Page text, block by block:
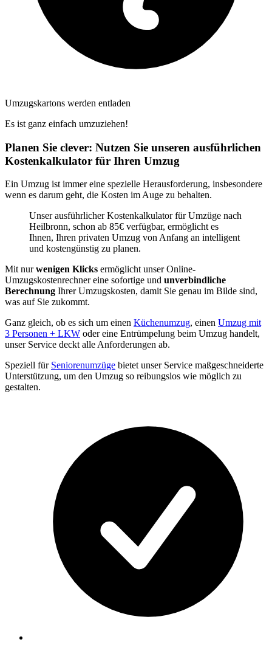
Umzugskartons werden entladen
Es ist ganz einfach umzuziehen!
Planen Sie clever: Nutzen Sie unseren ausführlichen
Kostenkalkulator für Ihren Umzug
Ein Umzug ist immer eine spezielle Herausforderung, insbesondere
wenn es darum geht, die Kosten im Auge zu behalten.
Unser ausführlicher Kostenkalkulator für Umzüge nach
Heilbronn, schon ab 85€ verfügbar, ermöglicht es
Ihnen, Ihren privaten Umzug von Anfang an intelligent
und kostengünstig zu planen.
Mit nurwenigen Klicks ermöglicht unser Online-
Umzugskostenrechner eine sofortige und unverbindliche
Berechnung Ihrer Umzugskosten, damit Sie genau im Bilde sind,
was auf Sie zukommt.
Ganz gleich, ob es sich um einen Küchenumzug, einen Umzug mit
3 Personen + LKW oder eine Entrümpelung beim Umzug handelt,
unser Service deckt alle Anforderungen ab.
Speziell für Seniorenumzüge bietet unser Service maßgeschneiderte
Unterstützung, um den Umzug so reibungslos wie möglich zu
gestalten.